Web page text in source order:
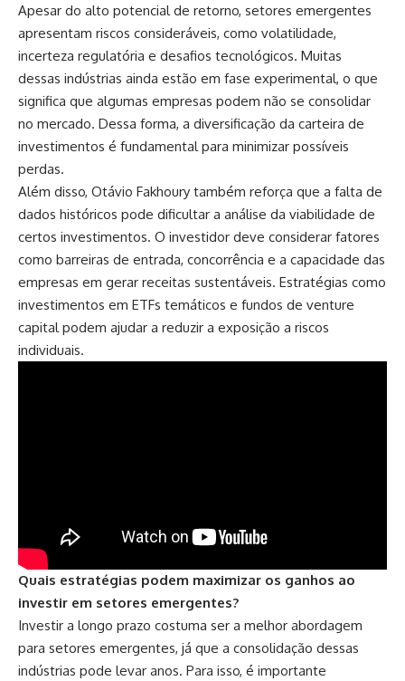
Apesar do alto potencial de retorno, setores emergentes
apresentam riscos consideráveis, como volatilidade,
incerteza regulatória e desafios tecnológicos. Muitas
dessas indústrias ainda estão em fase experimental, o que
significa que algumas empresas podem não se consolidar
no mercado. Dessa forma, a diversificação da carteira de
investimentos é fundamental para minimizar possíveis
perdas.
Além disso, Otávio Fakhoury também reforça que a falta de
dados históricos pode dificultar a análise da viabilidade de
certos investimentos. O investidor deve considerar fatores
como barreiras de entrada, concorrência e a capacidade das
empresas em gerar receitas sustentáveis. Estratégias como
investimentos em ETFs temáticos e fundos de venture
capital podem ajudar a reduzir a exposição a riscos
individuais.
Quais estratégias podem maximizar os ganhos ao
investir em setores emergentes?
Investir a longo prazo costuma ser a melhor abordagem
para setores emergentes, já que a consolidação dessas
indústrias pode levar anos. Para isso, é importante